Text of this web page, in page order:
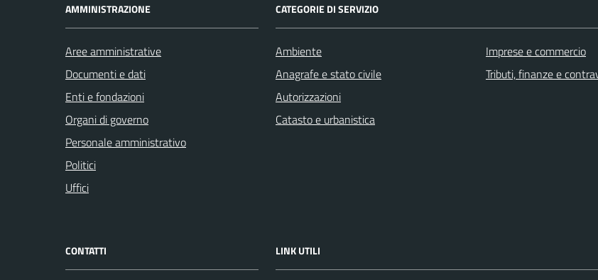
AMMINISTRAZIONE
Aree amministrative
Documenti e dati
Enti e fondazioni
Organi di governo
Personale amministrativo
Politici
Uffici
CATEGORIE DI SERVIZIO
Ambiente
Anagrafe e stato civile
Autorizzazioni
Catasto e urbanistica
Imprese e commercio
Tributi, finanze e
CONTATTI LINK UTILI